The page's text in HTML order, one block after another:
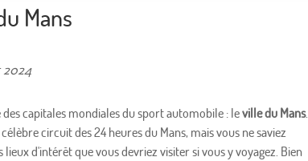
Mans
2024
capitales mondiales du sport automobile : leville du Mans.
circuit des 24 heures du Mans, mais vous ne saviez
d'intérêt que vous devriez visiter si vous y voyagez. Bien